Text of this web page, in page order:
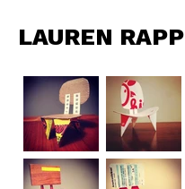
LAUREN RAPP